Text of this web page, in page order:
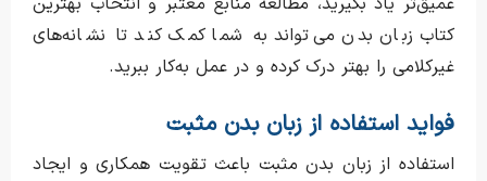
کتاب زبان بدن می‌تواند به شما کمک کند تا نشانه‌های
غیرکلامی را بهتر درک کرده و در عمل به‌کار ببرید.
فواید استفاده از زبان بدن مثبت
استفاده از زبان بدن مثبت باعث تقویت همکاری و ایجاد